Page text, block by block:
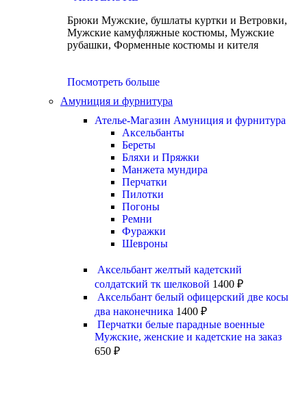
Брюки Мужские, бушлаты куртки и Ветровки,
Мужские камуфляжные костюмы, Мужские
рубашки, Форменные костюмы и кителя
Посмотреть больше
Амуниция и фурнитура
Ателье-Магазин Амуниция и фурнитура
Аксельбанты
Береты
Бляхи и Пряжки
Манжета мундира
Перчатки
Пилотки
Погоны
Ремни
Фуражки
Шевроны
Аксельбант желтый кадетский
солдатский тк шелковой 1400 ₽
Аксельбант белый офицерский две косы
два наконечника 1400 ₽
Перчатки белые парадные военные
Мужские, женские и кадетские на заказ
650 ₽